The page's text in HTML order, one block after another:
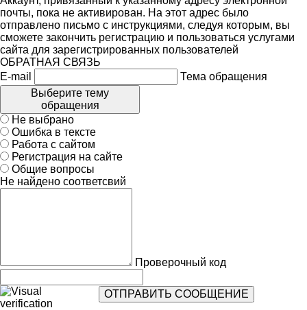
почты, пока не активирован. На этот адрес было
отправлено письмо с инструкциями, следуя которым, вы
сможете закончить регистрацию и пользоваться услугами
сайта для зарегистрированных пользователей
ОБРАТНАЯ СВЯЗЬ
E-mail
Тема обращения
Выберите тему
обращения
Не выбрано
Ошибка в тексте
Работа с сайтом
Регистрация на сайте
Общие вопросы
Не найдено соответсвий
Проверочный код